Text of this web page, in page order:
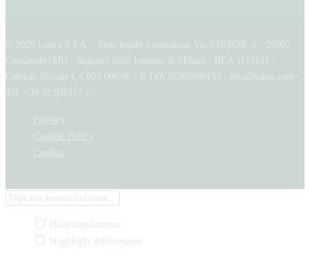
© 2025 Lubra S.P.A. - Sede legale e operativa: Via EDISON, 4 – 20007
Cornaredo (MI) - Registro delle Imprese di Milano - REA 1173141 -
Capitale Sociale € 1.033.000,00 - P. IVA 07665060153 - info@lubra.com -
Tel. +39 02.936117.1
Privacy
Cookie Policy
Credits
Hide similarities
Highlight differences